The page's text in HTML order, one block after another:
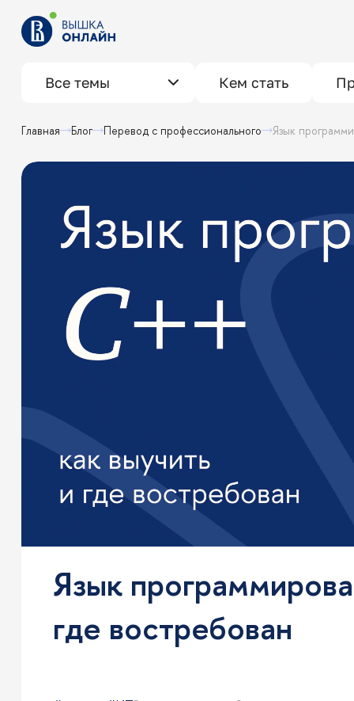
Все темы Кем стать
Главная Блог Перевод с профессионального Язык
Язык
где востребован